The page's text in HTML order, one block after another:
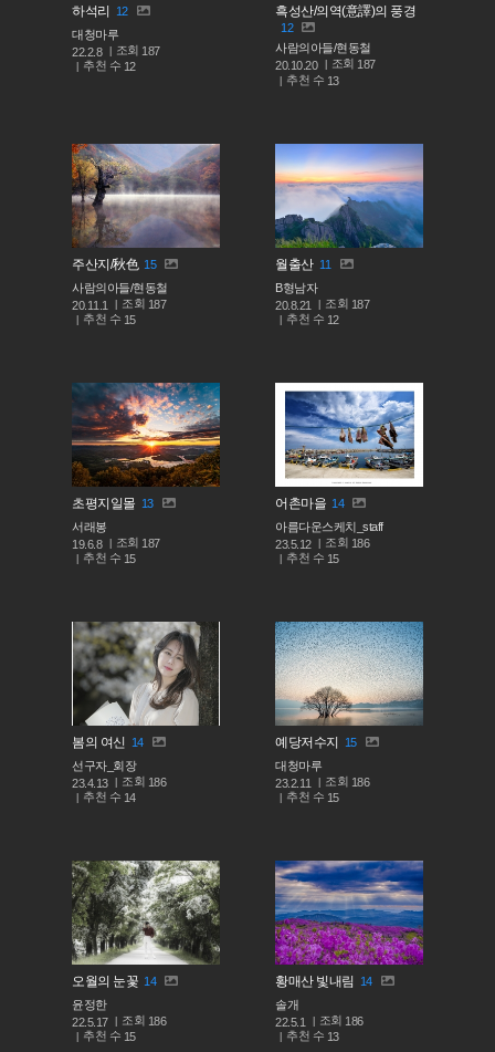
하석리 12
대청마루
22.2.8
조회 187
추천 수 12
흑성산/의역(意譯)의 풍경
12
사람의아들/현동철
20.10.20
조회 187
추천 수 13
주산지/秋色 15
사람의아들/현동철
20.11.1
조회 187
추천 수 15
월출산 11
B형남자
20.8.21
조회 187
추천 수 12
초평지일몰 13
서래봉
19.6.8
조회 187
추천 수 15
어촌마을 14
아름다운스케치_staff
23.5.12
조회 186
추천 수 15
봄의 여신 14
선구자_회장
23.4.13
조회 186
추천 수 14
예당저수지 15
대청마루
23.2.11
조회 186
추천 수 15
오월의 눈꽃 14
윤정한
22.5.17
조회 186
추천 수 15
황매산 빛내림 14
솔개
22.5.1
조회 186
추천 수 13